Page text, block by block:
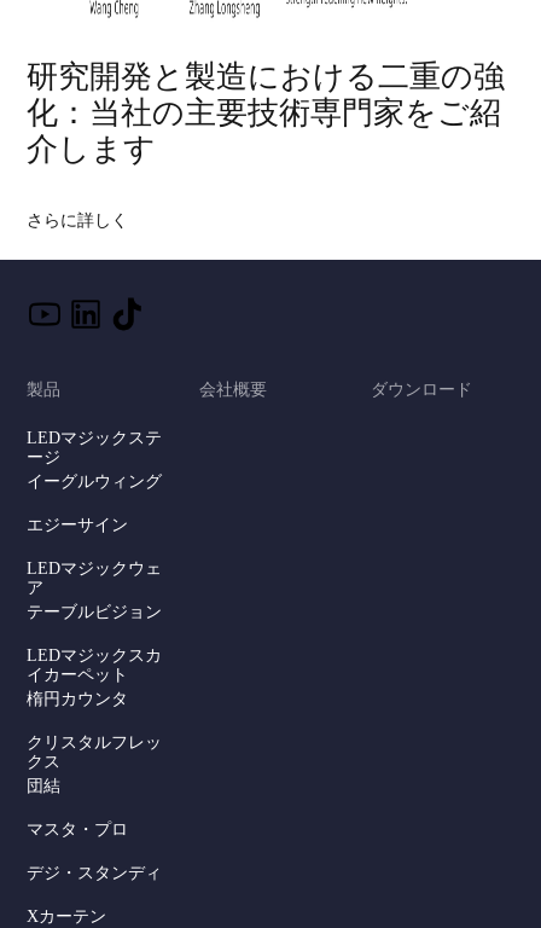
研究開発と製造における二重の強
化：当社の主要技術専門家をご紹
介します
さらに詳しく
製品
LEDマジックステ
ージ
イーグルウィング
エジーサイン
LEDマジックウェ
ア
テーブルビジョン
LEDマジックスカ
イカーペット
楕円カウンタ
クリスタルフレッ
クス
団結
マスタ・プロ
デジ・スタンディ
Xカーテン
会社概要 ダウンロード